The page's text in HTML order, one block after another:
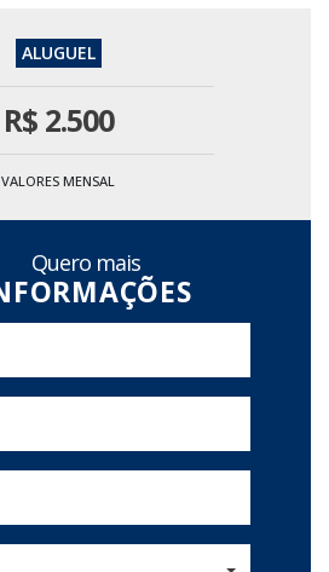
R$2.500
VALORES MENSAL
Quero mais